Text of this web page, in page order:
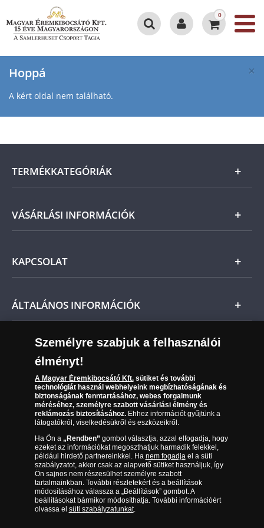
0
×
Hoppá
A kért oldal nem található.
TERMÉKKATEGÓRIÁK
Arany
Magyar
VÁSÁRLÁSI INFORMÁCIÓK
Kézbesítés
Reklamáció
Visszaküldés
Elállási űrlap
KAPCSOLAT
Ügyfélszolgálat
Leiratkozás a hírlevélről
Karrier
ÁLTALÁNOS INFORMÁCIÓK
Sütik (cookies) használata
Süti (cookies)Beállítások
Társaságunkról
Az érmék és érmek ára és értéke
Gyakran ismételt kérdések
Adatkezelés
06 80 888 889
(díjmentesen hívható hétfőtől csütörtökig 9.00 és 17.00
óra között, péntekenként 9.00 és 15.00 óra között)
Személyre szabjuk a felhasználói
élményt!
A Magyar Éremkibocsátó Kft.sütiket és további
technológiát használ webhelyeink megbízhatóságának és
biztonságának fenntartásához, webes forgalmunk
méréséhez, személyre szabott vásárlási élmény és
reklámozás biztosításához.Ehhez információt gyűjtünk a
látogatókról, viselkedésükről és eszközeikről.
Ha Ön a „Rendben”gombot választja, azzal elfogadja, hogy
ezeket az információkat megoszthatjuk harmadik felekkel,
például hirdető partnereinkkel. Ha nem fogadjael a süti
szabályzatot, akkor csak az alapvető sütiket használjuk, így
Ön sajnos nem részesülhet személyre szabott
tartalmainkban. További részletekért és a beállítások
módosításához válassza a „Beállítások” gombot. A
beállításokat bármikor módosíthatja. További információért
olvassa el süti szabályzatunkat.